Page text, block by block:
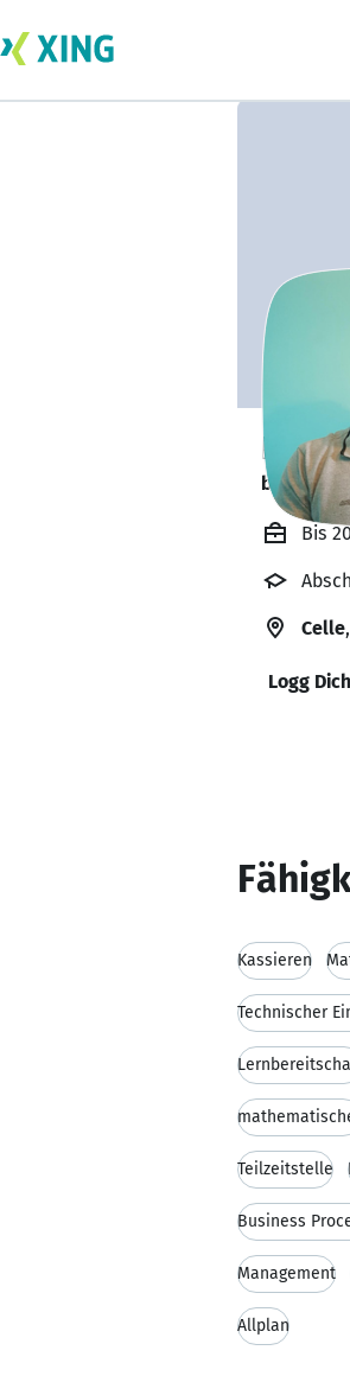
bildet
Bis
Celle
Logg
Kassieren
Technischer
Teilzeitstelle
Business
Management
Allplan